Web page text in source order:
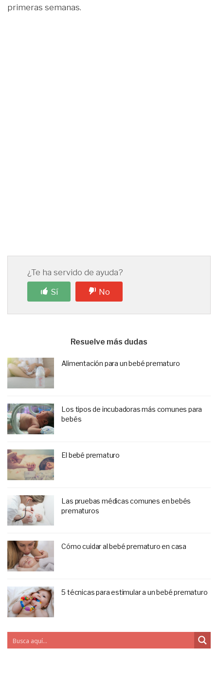
primeras semanas.
¿Te ha servido de ayuda?
Sí
No
Resuelve más dudas
Alimentación para un bebé prematuro
Los tipos de incubadoras más comunes para
bebés
El bebé prematuro
Las pruebas médicas comunes en bebés
prematuros
Cómo cuidar al bebé prematuro en casa
5 técnicas para estimular a un bebé prematuro